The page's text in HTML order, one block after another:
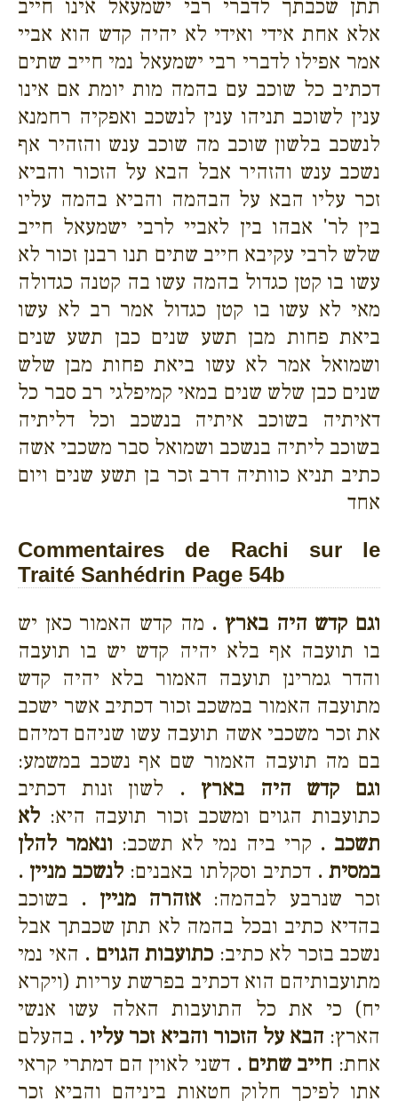
תתן שכבתך לדברי רבי ישמעאל אינו חייב
אלא אחת אידי ואידי לא יהיה קדש הוא אביי
אמר אפילו לדברי רבי ישמעאל נמי חייב שתים
דכתיב כל שוכב עם בהמה מות יומת אם אינו
ענין לשוכב תניהו ענין לנשכב ואפקיה רחמנא
לנשכב בלשון שוכב מה שוכב ענש והזהיר אף
נשכב ענש והזהיר אבל הבא על הזכור והביא
זכר עליו הבא על הבהמה והביא בהמה עליו
בין לר' אבהו בין לאביי לרבי ישמעאל חייב
שלש לרבי עקיבא חייב שתים תנו רבנן זכור לא
עשו בו קטן כגדול בהמה עשו בה קטנה כגדולה
מאי לא עשו בו קטן כגדול אמר רב לא עשו
ביאת פחות מבן תשע שנים כבן תשע שנים
ושמואל אמר לא עשו ביאת פחות מבן שלש
שנים כבן שלש שנים במאי קמיפלגי רב סבר כל
דאיתיה בשוכב איתיה בנשכב וכל דליתיה
בשוכב ליתיה בנשכב ושמואל סבר משכבי אשה
כתיב תניא כוותיה דרב זכר בן תשע שנים ויום
אחד
Commentaires de Rachi sur le
Traité Sanhédrin Page 54b
וגם קדש היה בארץ . מה קדש האמור כאן יש
בו תועבה אף בלא יהיה קדש יש בו תועבה
והדר גמרינן תועבה האמור בלא יהיה קדש
מתועבה האמור במשכב זכור דכתיב אשר ישכב
את זכר משכבי אשה תועבה עשו שניהם דמיהם
בם מה תועבה האמור שם אף נשכב במשמע:
וגם קדש היה בארץ . לשון זנות דכתיב
כתועבות הגוים ומשכב זכור תועבה היא: לא
תשכב . קרי ביה נמי לא תשכב: ונאמר להלן
במסית . דכתיב וסקלתו באבנים: לנשכב מניין .
זכר שנרבע לבהמה: אזהרה מניין . בשוכב
בהדיא כתיב ובכל בהמה לא תתן שכבתך אבל
נשכב בזכר לא כתיב: כתועבות הגוים . האי נמי
מתועבותיהם הוא דכתיב בפרשת עריות (ויקרא
יח) כי את כל התועבות האלה עשו אנשי
הארץ: הבא על הזכור והביא זכר עליו . בהעלם
אחת: חייב שתים . דשני לאוין הם דמתרי קראי
אתו לפיכך חלוק חטאות ביניהם והביא זכר